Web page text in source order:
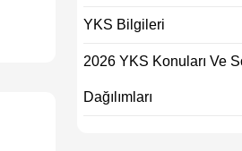
YKS Bilgileri
2026 YKS Konuları Ve
Dağılımları